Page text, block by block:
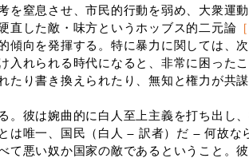
窒息させ、市民的行動を弱め、大衆運
直した敵・味方というホッブス的二元論
向を発揮する。特に暴力に関しては、
れられる時代になると、非常に困った
り書き換えられたり、無知と権力が共
彼は婉曲的に白人至上主義を打ち出し
は唯一、国民（白人 ― 訳者）だ ― 何故な
悪い奴か国家の敵であるということ。彼